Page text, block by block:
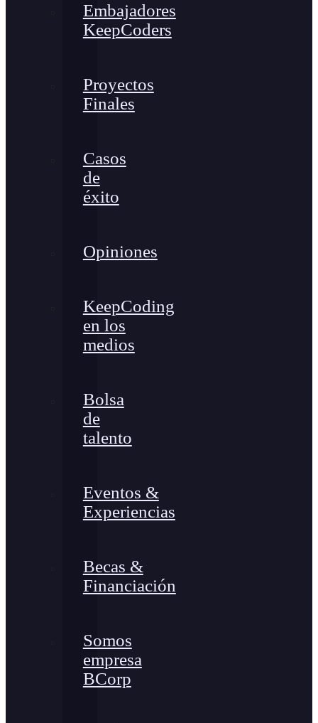
Embajadores
KeepCoders
Proyectos
Finales
Casos
de
éxito
Opiniones
KeepCoding
en los
medios
Bolsa
de
talento
Eventos &
Experiencias
Becas &
Financiación
Somos
empresa
BCorp